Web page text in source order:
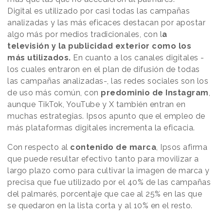
Digital es utilizado por casi todas las campañas
analizadas y las más eficaces destacan por apostar
algo más por medios tradicionales, con la
televisión y la publicidad exterior como los
más utilizados. En cuanto a los canales digitales -
los cuales entraron en el plan de difusión de todas
las campañas analizadas-, las redes sociales son los
de uso más común, con predominio de Instagram,
aunque TikTok, YouTube y X también entran en
muchas estrategias. Ipsos apunto que el empleo de
más plataformas digitales incrementa la eficacia.
Con respecto al contenido de marca, Ipsos afirma
que puede resultar efectivo tanto para movilizar a
largo plazo como para cultivar la imagen de marca y
precisa que fue utilizado por el 40% de las campañas
del palmarés, porcentaje que cae al 25% en las que
se quedaron en la lista corta y al 10% en el resto.